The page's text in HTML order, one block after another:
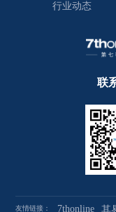
行业动态
联
友情链接： 7thonline 其